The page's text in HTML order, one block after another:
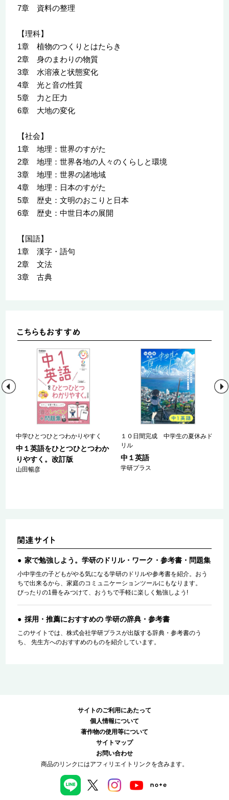
7章 資料の整理
【理科】
1章 植物のつくりとはたらき
2章 身のまわりの物質
3章 水溶液と状態変化
4章 光と音の性質
5章 力と圧力
6章 大地の変化
【社会】
1章 地理：世界のすがた
2章 地理：世界各地の人々のくらしと環境
3章 地理：世界の諸地域
4章 地理：日本のすがた
5章 歴史：文明のおこりと日本
6章 歴史：中世日本の展開
【国語】
1章 漢字・語句
2章 文法
3章 古典
中学ひとつひとつわかりやすく
中１英語をひとつひとつわか
りやすく。改訂版
山田暢彦
１０日間完成 中学生の夏休みド
リル
中１英語
学研プラス
家で勉強しよう。学研のドリル・ワーク・参考書・問題集
小中学生の子どもがやる気になる学研のドリルや参考書を紹介。おう
ちで出来るから、家庭のコミュニケーションツールにもなります。
ぴったりの1冊をみつけて、おうちで手軽に楽しく勉強しよう!
採用・推薦におすすめの 学研の辞典・参考書
このサイトでは、株式会社学研プラスが出版する辞典・参考書のう
ち、 先生方へのおすすめのものを紹介しています。
サイトのご利用にあたって
個人情報について
著作物の使用等について
サイトマップ
お問い合わせ
商品のリンクにはアフィリエイトリンクを含みます。